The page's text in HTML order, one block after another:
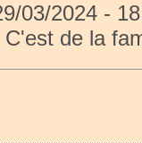
2024 -
de la